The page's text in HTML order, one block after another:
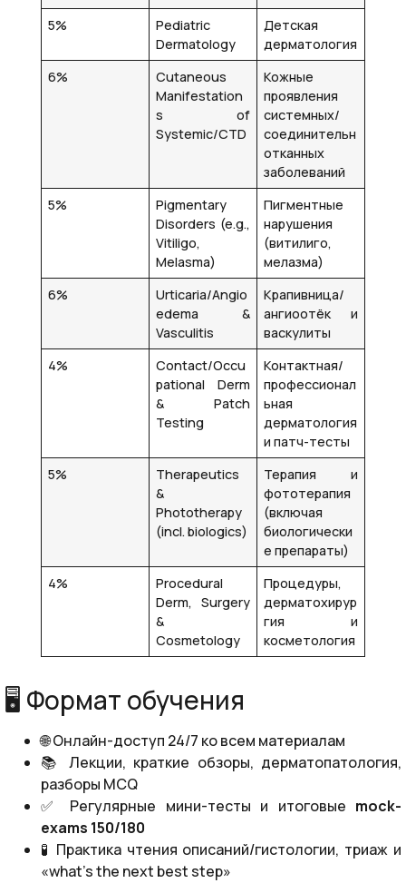
5%
Pediatric
Dermatology
Детская
дерматология
6%
Cutaneous
Manifestation
s of
Systemic/CTD
Кожные
проявления
системных/
соединительн
отканных
заболеваний
5%
Pigmentary
Disorders (e.g.,
Vitiligo,
Melasma)
Пигментные
нарушения
(витилиго,
мелазма)
6%
Urticaria/Angio
edema &
Vasculitis
Крапивница/
ангиоотёк и
васкулиты
4%
Contact/Occu
pational Derm
& Patch
Testing
Контактная/
профессионал
ьная
дерматология
и патч-тесты
5%
Therapeutics
&
Phototherapy
(incl. biologics)
Терапия и
фототерапия
(включая
биологически
е препараты)
4%
Procedural
Derm, Surgery
&
Cosmetology
Процедуры,
дерматохирур
гия и
косметология
🖥️ Формат обучения
🌐 Онлайн-доступ 24/7 ко всем материалам
📚 Лекции, краткие обзоры, дерматопатология,
разборы MCQ
✅ Регулярные мини-тесты и итоговые mock-
exams 150/180
🧪 Практика чтения описаний/гистологии, триаж и
«what’s the next best step»